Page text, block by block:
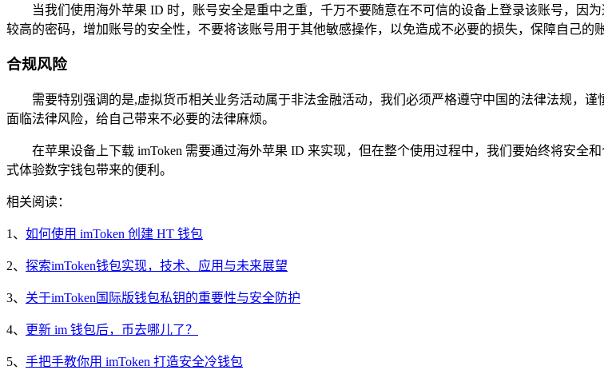
当我们使用海外苹果 ID 时，账号安全是重中之重，千万不要随意在不可信的设备上登录该账号，因
较高的密码，增加账号的安全性，不要将该账号用于其他敏感操作，以免造成不必要的损失，保障自己的
合规风险
需要特别强调的是,虚拟货币相关业务活动属于非法金融活动，我们必须严格遵守中国的法律法规，
面临法律风险，给自己带来不必要的法律麻烦。
在苹果设备上下载 imToken 需要通过海外苹果 ID 来实现，但在整个使用过程中，我们要始终将安
式体验数字钱包带来的便利。
相关阅读：
1、 如何使用 imToken 创建 HT 钱包
2、 探索imToken钱包实现，技术、应用与未来展望
3、 关于imToken国际版钱包私钥的重要性与安全防护
4、 更新 im 钱包后，币去哪儿了？
5、 手把手教你用 imToken 打造安全冷钱包